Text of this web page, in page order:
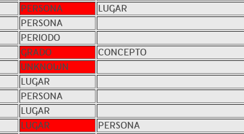
PERSONA
LUGAR
PERSONA
PERIODO
GRADO
CONCEPTO
UNKNOWN
LUGAR
PERSONA
LUGAR
LUGAR
PERSONA